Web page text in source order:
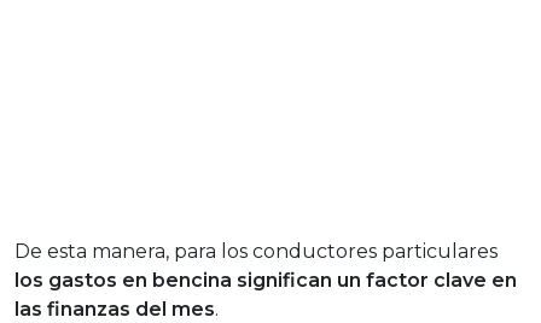
De esta manera, para los conductores particulares
los gastos en bencina significan un factor clave en
las finanzas del mes.